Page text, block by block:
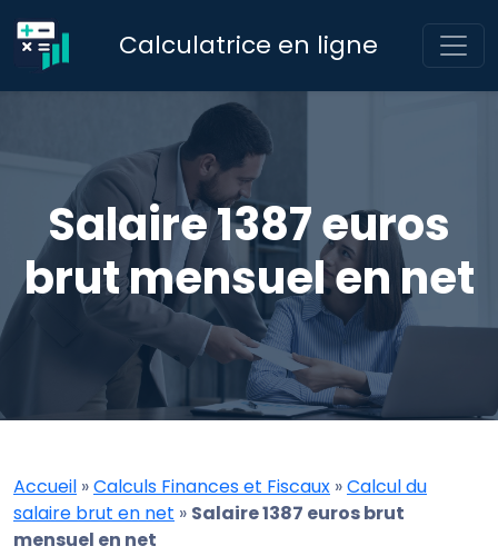
Calculatrice en ligne
Salaire 1387 euros
brut mensuel en net
Accueil »Calculs Finances et Fiscaux »Calcul du
salaire brut en net » Salaire 1387 euros brut
mensuel en net